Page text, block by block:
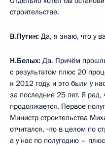
строительстве.
В.Путин: Да, я знаю, что у
Н.Белых: Да. Причём
с результатом плюс 20
к 2012 году, и это были у
за последние 25 лет. Я рад,
продолжается. Первое
Министр строительства
отчитался, что в целом по
а у нас по полугодию –